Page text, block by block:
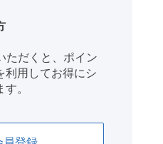
ただくと、ポイン
利用してお得にシ
。